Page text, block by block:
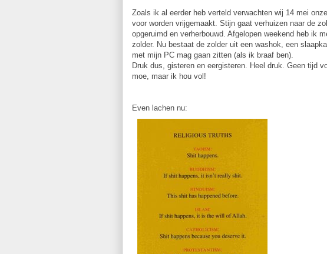
Zoals ik al eerder heb verteld verwachten wij 14 mei
voor worden vrijgemaakt. Stijn gaat verhuizen naar de
opgeruimd en verherbouwd. Afgelopen weekend heb ik
zolder. Nu bestaat de zolder uit een washok, een
met mijn PC mag gaan zitten (als ik braaf ben).
Druk dus, gisteren en eergisteren. Heel druk. Geen tijd
moe, maar ik hou vol!
Even lachen nu: